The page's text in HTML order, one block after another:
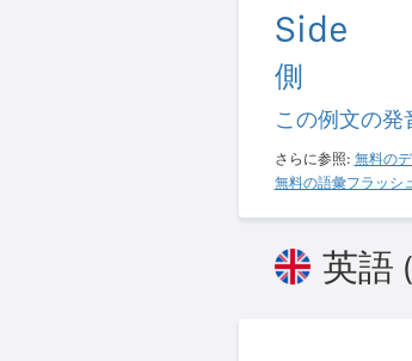
Side
側
この例文の発
さらに参照: 無料の
無料の語彙フラッシ
英語